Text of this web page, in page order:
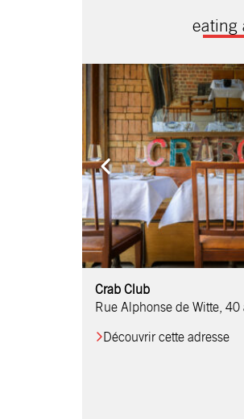
eating
Comptoir Chouchou
Crab Club
Rue Alphonse de Witte, 40
Découvrir cette adresse
OM Restaurant
Table & Comptoir
Le Relais d’Orti
Studio 97
Löctave Restaurant
F-eat Restaurant
L’Art des Mets
Restaurant Harmonie
La Table de Jean